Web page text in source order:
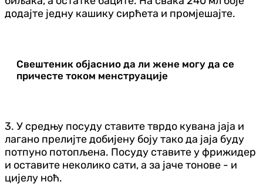
додајте једну кашику сирћета и промјешајте.
Свештеник објаснио да ли жене могу да се
причесте током менструације
3. У средњу посуду ставите тврдо кувана јаја и
лагано прелијте добијену боју тако да јаја буду
потпуно потопљена. Посуду ставите у фрижидер
и оставите неколико сати, а за јаче тонове - и
цијелу ноћ.